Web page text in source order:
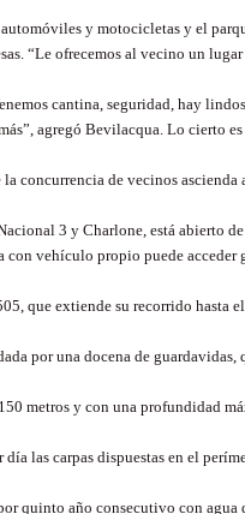
y motocicletas y el
“Le ofrecemos al vecino un lugar
cantina, seguridad, hay
agregó Bevilacqua. Lo cierto
concurrencia de vecinos ascienda
3 y Charlone, está abierto
con vehículo propio puede acceder
que extiende su recorrido hasta
por una docena de guardavidas,
metros y con una profundidad
las carpas dispuestas en el
quinto año consecutivo con agua